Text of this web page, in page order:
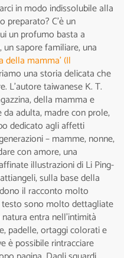
in modo indissolubile alla
C’è un
un profumo basta a
sapore familiare, una
della mamma’ (Il
una storia delicata che
L’autore taiwanese K. T.
della mamma e
adulta, madre con prole,
dedicato agli affetti
– mamme, nonne,
con amore, una
illustrazioni di Li Ping-
sulla base della
il racconto molto
sono molto dettagliate
entra nell’intimità
padelle, ortaggi colorati e
è possibile rintracciare